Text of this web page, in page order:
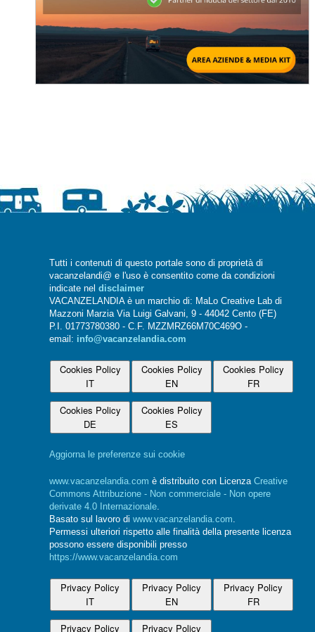
Tutti i contenuti di questo portale sono di proprietà di
vacanzelandi@ e l'uso è consentito come da condizioni
indicate nel disclaimer
VACANZELANDIA è un marchio di: MaLo Creative Lab di
Mazzoni Marzia Via Luigi Galvani, 9 - 44042 Cento (FE)
P.I. 01773780380 - C.F. MZZMRZ66M70C469O -
email: info@vacanzelandia.com
Cookies Policy
IT
Cookies Policy
EN
Cookies Policy
FR
Cookies Policy
DE
Cookies Policy
ES
Aggiorna le preferenze sui cookie
www.vacanzelandia.com è distribuito con Licenza Creative
Commons Attribuzione - Non commerciale - Non opere
derivate 4.0 Internazionale.
Basato sul lavoro di www.vacanzelandia.com.
Permessi ulteriori rispetto alle finalità della presente licenza
possono essere disponibili presso
https://www.vacanzelandia.com
Privacy Policy
IT
Privacy Policy
EN
Privacy Policy
FR
Privacy Policy
Privacy Policy